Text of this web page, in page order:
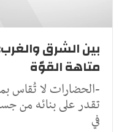
بين الشرق
متاهة القوّة
-الحضارات لا تُقاس
تقدر على بنائه من
في